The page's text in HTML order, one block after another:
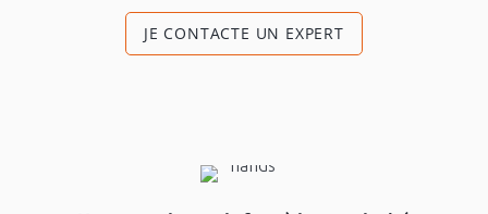
JE CONTACTE UN EXPERT